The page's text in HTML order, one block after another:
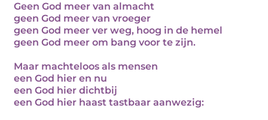
Geen God meer van almacht
geen God meer van vroeger
geen God meer ver weg, hoog in de hemel
geen God meer om bang voor te zijn.
Maar machteloos als mensen
een God hier en nu
een God hier dichtbij
een God hier haast tastbaar aanwezig: